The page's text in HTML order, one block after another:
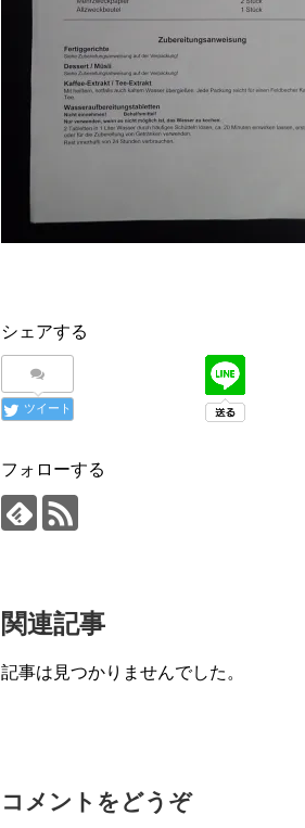
シェアする
ツイート
フォローする
関連記事
記事は見つかりませんでした。
コメントをどうぞ